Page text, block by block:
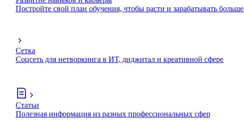
Постройте свой план обучения, чтобы расти и зарабатывать больше
Сетка
Соцсеть для нетворкинга в ИТ, диджитал и креативной сфере
Статьи
Полезная информация из разных профессиональных сфер